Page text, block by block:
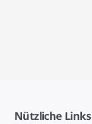
Nützliche Links